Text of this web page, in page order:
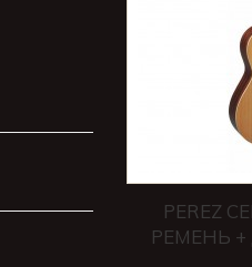
PEREZ
РЕМЕНЬ